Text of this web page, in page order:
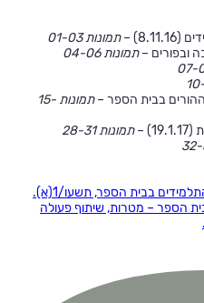
–
תמונות 01-03
ובפורים –תמונות 04-06
תמונות 15-
–
תמונות 28-31
בבית הספר, תשעו/1(א).
הספר – מטרות, שיתוף פעולה